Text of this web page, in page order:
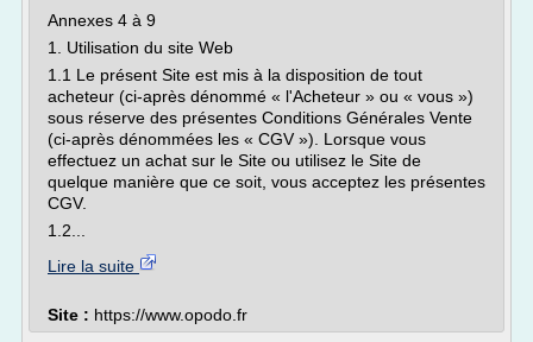
Annexes 4 à 9
1. Utilisation du site Web
1.1 Le présent Site est mis à la disposition de tout
acheteur (ci-après dénommé « l'Acheteur » ou « vous »)
sous réserve des présentes Conditions Générales Vente
(ci-après dénommées les « CGV »). Lorsque vous
effectuez un achat sur le Site ou utilisez le Site de
quelque manière que ce soit, vous acceptez les présentes
CGV.
1.2...
Lire la suite
Site : https://www.opodo.fr